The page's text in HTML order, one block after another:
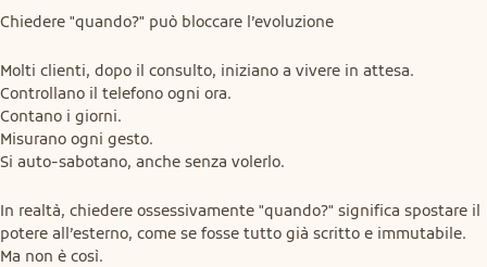
Chiedere "quando?" può bloccare l’evoluzione
Molti clienti, dopo il consulto, iniziano a vivere in attesa.
Controllano il telefono ogni ora.
Contano i giorni.
Misurano ogni gesto.
Si auto-sabotano, anche senza volerlo.
In realtà, chiedere ossessivamente "quando?" significa spostare il
potere all’esterno, come se fosse tutto già scritto e immutabile.
Ma non è così.